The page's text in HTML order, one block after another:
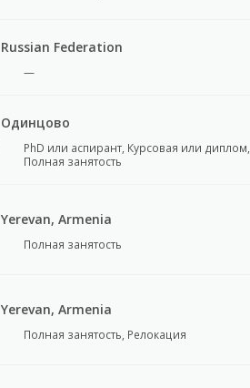
Russian Federation
—
Одинцово
PhD или аспирант, Курсовая или диплом,
Полная занятость
Yerevan, Armenia
Полная занятость
Yerevan, Armenia
Полная занятость, Релокация